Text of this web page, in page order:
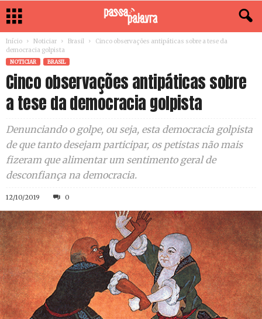
Início Noticiar Brasil
Cinco observações antipáticas sobre a tese da
democracia golpista
NOTICIAR BRASIL
Cinco observações antipáticas sobre
a tese da democracia golpista
Denunciando o golpe, ou seja, esta democracia golpista
de que tanto desejam participar, os petistas não mais
fizeram que alimentar um sentimento geral de
desconfiança na democracia.
12/10/2019 0